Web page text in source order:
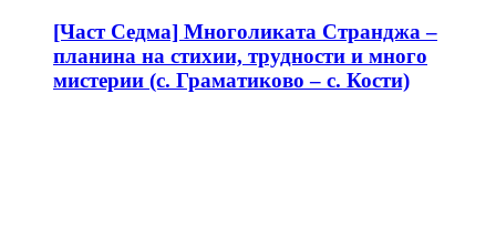
[Част Седма] Многоликата Странджа –
планина на стихии, трудности и много
мистерии (с. Граматиково – с. Кости)